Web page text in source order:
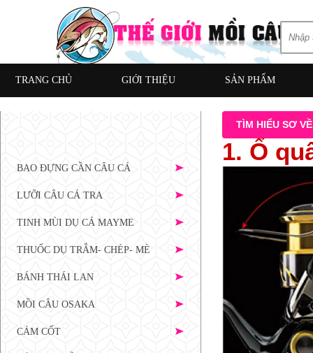
TRANG CHỦ GIỚI THIỆU SẢN PHẨM
TÌM HIỂU SƠ
1. Ổ
BAO ĐỰNG CẦN CÂU CÁ
LƯỠI CÂU CÁ TRA
TINH MÙI DỤ CÁ MAYME
THUỐC DỤ TRẮM- CHÉP- MÈ
BÁNH THÁI LAN
MỒI CÂU OSAKA
CÁM CỐT